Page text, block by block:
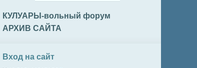
КУЛУАРЫ-вольный форум
АРХИВ САЙТА
Вход на сайт